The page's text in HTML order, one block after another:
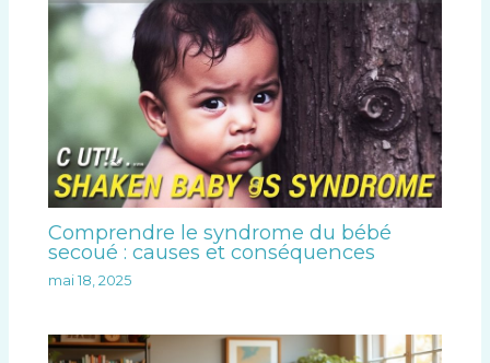
Comprendre le syndrome du bébé
secoué : causes et conséquences
mai 18, 2025